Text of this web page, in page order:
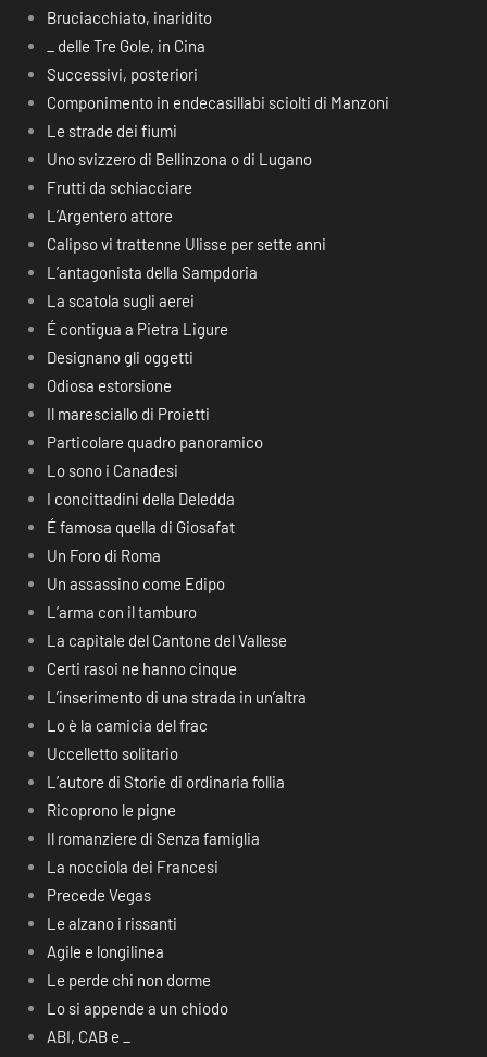
Bruciacchiato, inaridito
_ delle Tre Gole, in Cina
Successivi, posteriori
Componimento in endecasillabi sciolti di Manzoni
Le strade dei fiumi
Uno svizzero di Bellinzona o di Lugano
Frutti da schiacciare
L’Argentero attore
Calipso vi trattenne Ulisse per sette anni
L’antagonista della Sampdoria
La scatola sugli aerei
É contigua a Pietra Ligure
Designano gli oggetti
Odiosa estorsione
Il maresciallo di Proietti
Particolare quadro panoramico
Lo sono i Canadesi
I concittadini della Deledda
É famosa quella di Giosafat
Un Foro di Roma
Un assassino come Edipo
L’arma con il tamburo
La capitale del Cantone del Vallese
Certi rasoi ne hanno cinque
L’inserimento di una strada in un’altra
Lo è la camicia del frac
Uccelletto solitario
L’autore di Storie di ordinaria follia
Ricoprono le pigne
Il romanziere di Senza famiglia
La nocciola dei Francesi
Precede Vegas
Le alzano i rissanti
Agile e longilinea
Le perde chi non dorme
Lo si appende a un chiodo
ABI, CAB e _